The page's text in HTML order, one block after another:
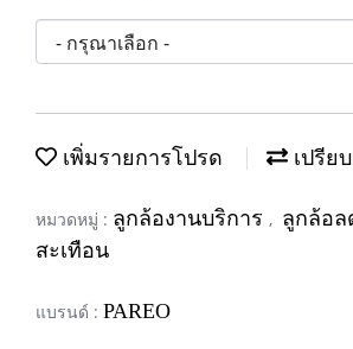
เพิ่มรายการโปรด เปรีย
หมวดหมู่ : ลูกล้องานบริการ , ลูกล้อล
สะเทือน
แบรนด์ : PAREO